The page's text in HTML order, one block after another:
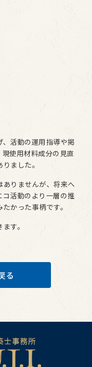
活動の運用指導や掲
使用材料成分の見直
ました。
りませんが、将来へ
活動のより一層の推
かった事柄です。
す。
る